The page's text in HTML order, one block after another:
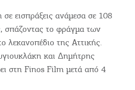
εισπράξεις ανάμεσα σε 108
σπάζοντας το φράγμα των
λεκανοπέδιο της Αττικής.
και Δημήτρης
στη Finos Film μετά από 4